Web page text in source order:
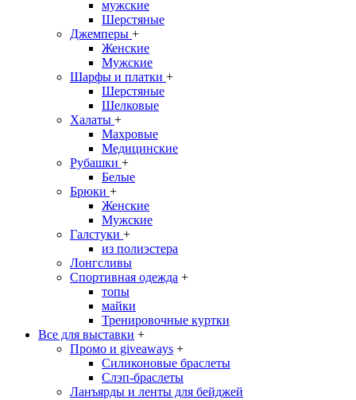
мужские
Шерстяные
Джемперы +
Женские
Мужские
Шарфы и платки +
Шерстяные
Шелковые
Халаты +
Махровые
Медицинские
Рубашки +
Белые
Брюки +
Женские
Мужские
Галстуки +
из полиэстера
Лонгсливы
Спортивная одежда +
топы
майки
Тренировочные куртки
Все для выставки +
Промо и giveaways +
Силиконовые браслеты
Cлэп-браслеты
Ланъярды и ленты для бейджей